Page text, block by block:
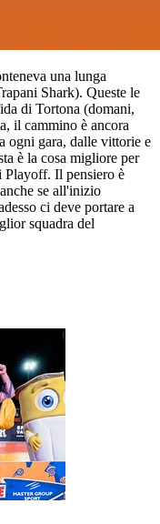
una lunga
Shark). Queste le
di Tortona (domani,
il cammino è ancora
ogni gara, dalle vittorie e
è la cosa migliore per
Playoff. Il pensiero è
se all'inizio
ci deve portare a
squadra del